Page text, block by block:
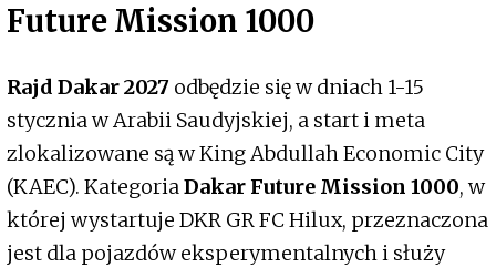
Future Mission 1000
Rajd Dakar 2027 odbędzie się w dniach 1-15
stycznia w Arabii Saudyjskiej, a start i meta
zlokalizowane są w King Abdullah Economic City
(KAEC). KategoriaDakar Future Mission 1000, w
której wystartuje DKR GR FC Hilux, przeznaczona
jest dla pojazdów eksperymentalnych i służy